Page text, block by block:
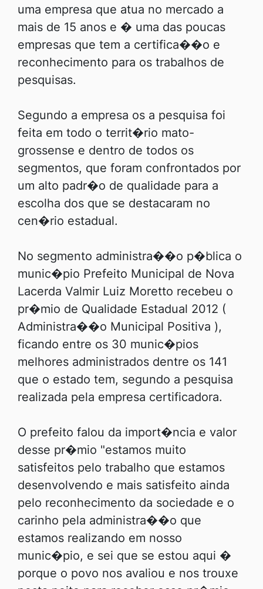
uma empresa que atua no mercado a
mais de 15 anos e � uma das poucas
empresas que tem a certifica��o e
reconhecimento para os trabalhos de
pesquisas.
Segundo a empresa os a pesquisa foi
feita em todo o territ�rio mato-
grossense e dentro de todos os
segmentos, que foram confrontados por
um alto padr�o de qualidade para a
escolha dos que se destacaram no
cen�rio estadual.
No segmento administra��o p�blica o
munic�pio Prefeito Municipal de Nova
Lacerda Valmir Luiz Moretto recebeu o
pr�mio de Qualidade Estadual 2012 (
Administra��o Municipal Positiva ),
ficando entre os 30 munic�pios
melhores administrados dentre os 141
que o estado tem, segundo a pesquisa
realizada pela empresa certificadora.
O prefeito falou da import�ncia e valor
desse pr�mio "estamos muito
satisfeitos pelo trabalho que estamos
desenvolvendo e mais satisfeito ainda
pelo reconhecimento da sociedade e o
carinho pela administra��o que
estamos realizando em nosso
munic�pio, e sei que se estou aqui �
porque o povo nos avaliou e nos trouxe